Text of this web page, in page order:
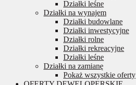
Działki leśne
Działki na wynajem
Działki budowlane
Działki inwestycyjne
Działki rolne
Działki rekreacyjne
Działki leśne
Działki na zamianę
Pokaż wszystkie oferty